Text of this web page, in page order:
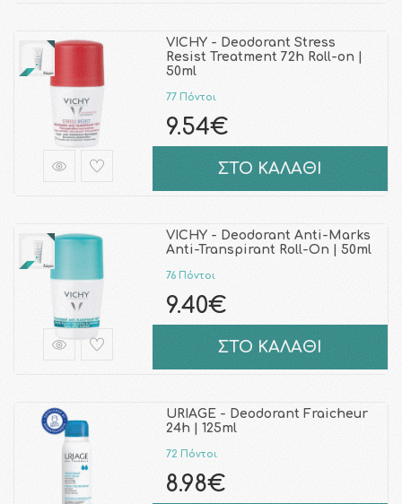
VICHY - Deodorant Stress
Resist Treatment 72h Roll-on |
50ml
77 Πόντοι
9.54€
ΣΤΟ ΚΑΛΑΘΙ
VICHY - Deodorant Anti-Marks
Anti-Transpirant Roll-On | 50ml
76 Πόντοι
9.40€
ΣΤΟ ΚΑΛΑΘΙ
URIAGE - Deodorant Fraicheur
24h | 125ml
72 Πόντοι
8.98€